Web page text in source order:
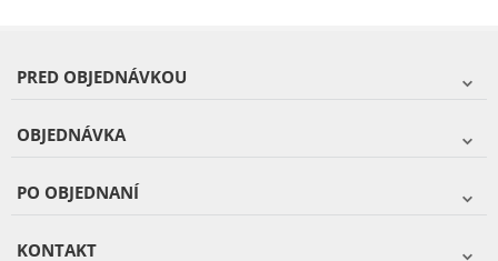
PRED OBJEDNÁVKOU
OBJEDNÁVKA
PO OBJEDNANÍ
KONTAKT